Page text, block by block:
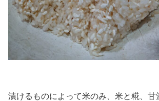
漬けるものによって米のみ、米と糀、甘